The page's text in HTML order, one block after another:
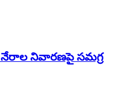
నేరాల నివారణపై సమగ్ర